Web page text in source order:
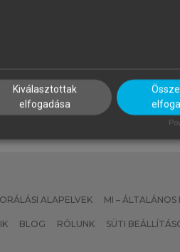
ALAPELVEK MI – ÁLTALÁNOS
BLOG RÓLUNK SÜTI
Kiválasztottak
elfogadása